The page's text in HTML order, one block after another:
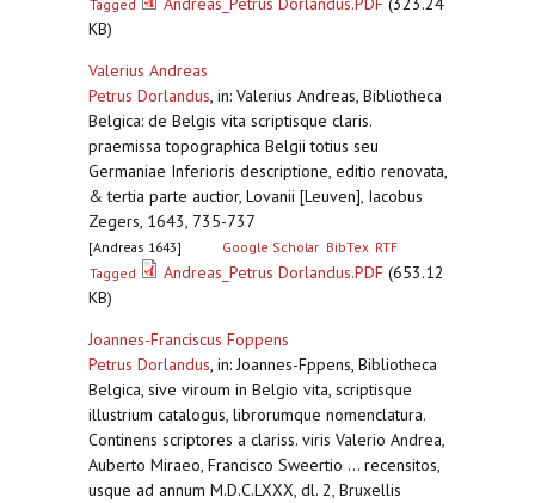
Tagged
KB)
Valerius Andreas
Petrus Dorlandus, in: Valerius Andreas, Bibliotheca
Belgica: de Belgis vita scriptisque claris.
praemissa topographica Belgii totius seu
Germaniae Inferioris descriptione, editio renovata,
& tertia parte auctior, Lovanii [Leuven], Iacobus
Zegers, 1643, 735-737
[Andreas 1643] Google Scholar BibTex RTF
Tagged
Andreas_Petrus Dorlandus.PDF (653.12
KB)
Joannes-Franciscus Foppens
Petrus Dorlandus, in: Joannes-Fppens, Bibliotheca
Belgica, sive viroum in Belgio vita, scriptisque
illustrium catalogus, librorumque nomenclatura.
Continens scriptores a clariss. viris Valerio Andrea,
Auberto Miraeo, Francisco Sweertio ... recensitos,
usque ad annum M.D.C.LXXX, dl. 2, Bruxellis